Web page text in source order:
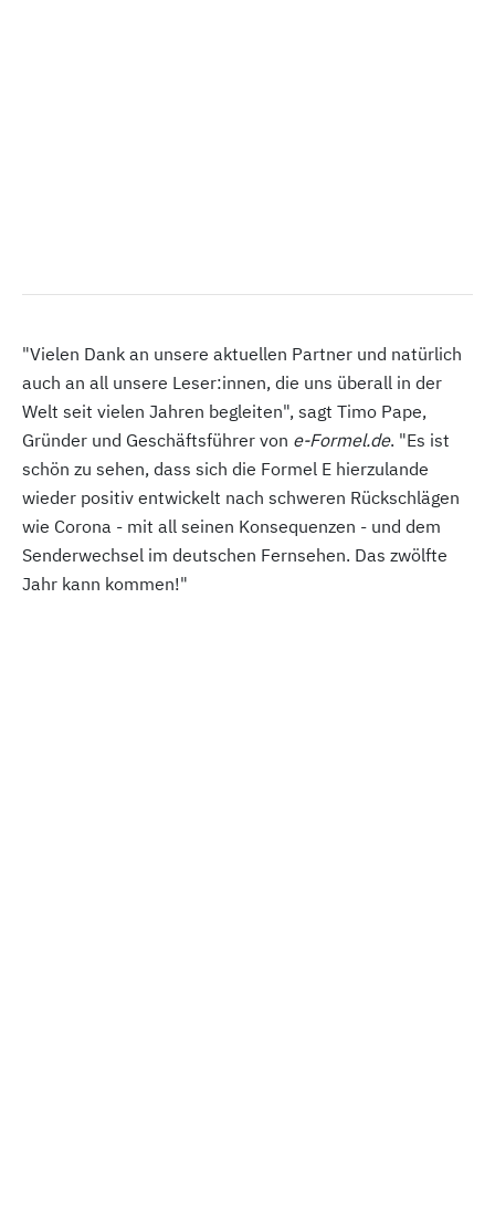
"Vielen Dank an unsere aktuellen Partner und natürlich
auch an all unsere Leser:innen, die uns überall in der
Welt seit vielen Jahren begleiten", sagt Timo Pape,
Gründer und Geschäftsführer von e-Formel.de. "Es ist
schön zu sehen, dass sich die Formel E hierzulande
wieder positiv entwickelt nach schweren Rückschlägen
wie Corona - mit all seinen Konsequenzen - und dem
Senderwechsel im deutschen Fernsehen. Das zwölfte
Jahr kann kommen!"